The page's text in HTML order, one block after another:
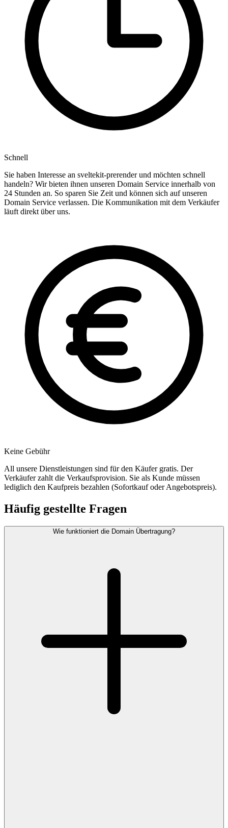
Schnell
Sie haben Interesse an sveltekit-prerender und möchten schnell
handeln? Wir bieten ihnen unseren Domain Service innerhalb von
24 Stunden an. So sparen Sie Zeit und können sich auf unseren
Domain Service verlassen. Die Kommunikation mit dem Verkäufer
läuft direkt über uns.
Keine Gebühr
All unsere Dienstleistungen sind für den Käufer gratis. Der
Verkäufer zahlt die Verkaufsprovision. Sie als Kunde müssen
lediglich den Kaufpreis bezahlen (Sofortkauf oder Angebotspreis).
Häufig gestellte Fragen
Wie funktioniert die Domain Übertragung?